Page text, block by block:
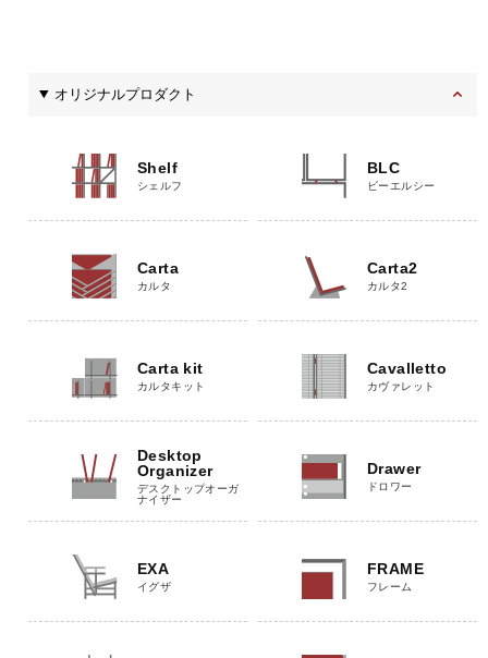
オリジナルプロダクト
Shelf
シェルフ
BLC
ビーエルシー
Carta
カルタ
Carta2
カルタ2
Carta kit
カルタキット
Cavalletto
カヴァレット
Desktop
Organizer
デスクトップオーガ
ナイザー
Drawer
ドロワー
EXA
イグザ
FRAME
フレーム